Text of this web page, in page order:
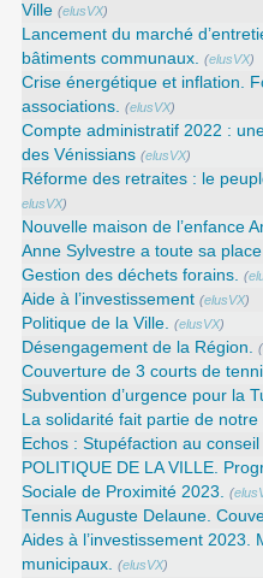
Ville (elusVX)
Lancement du marché
bâtiments communaux. (elusVX)
Crise énergétique et inflation.
associations. (elusVX)
Compte administratif 2022 :
des Vénissians (elusVX)
Réforme des retraites : le
elusVX)
Nouvelle maison de l’enfance
Anne Sylvestre a toute sa
Gestion des déchets forains. (
Aide à l’investissement (elusVX)
Politique de la Ville. (elusVX)
Désengagement de la Région. (
Couverture de 3 courts de
Subvention d’urgence pour la
La solidarité fait partie de
Echos : Stupéfaction au
POLITIQUE DE LA VILLE.
Sociale de Proximité 2023. (
Tennis Auguste Delaune.
Aides à l’investissement 2023.
municipaux. (elusVX)